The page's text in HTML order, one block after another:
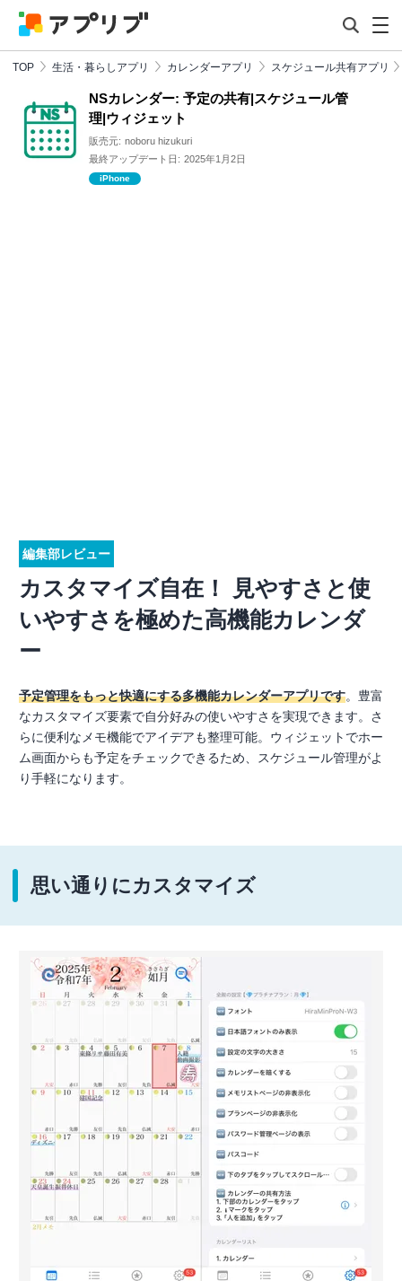
TOP 生活・暮らしアプリ カレンダーアプリ スケジュール共有アプリ
NSカレンダー: 予定の共有|スケジュール管
理|ウィジェット
販売元: noboru hizukuri
最終アップデート日: 2025年1月2日
iPhone
編集部レビュー
カスタマイズ自在！ 見やすさと使
いやすさを極めた高機能カレンダ
ー
予定管理をもっと快適にする多機能カレンダーアプリです。豊富
なカスタマイズ要素で自分好みの使いやすさを実現できます。さ
らに便利なメモ機能でアイデアも整理可能。ウィジェットでホー
ム画面からも予定をチェックできるため、スケジュール管理がよ
り手軽になります。
思い通りにカスタマイズ